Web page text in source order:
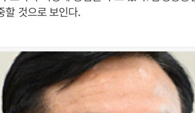
할 것으로 보인다.